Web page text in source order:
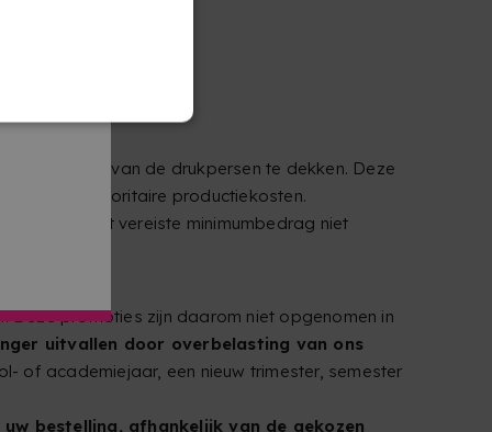
van de drukpersen te dekken. Deze
of prioritaire productiekosten.
het vereiste minimumbedrag niet
Deze promoties zijn daarom niet opgenomen in
uitvallen door overbelasting van ons
of academiejaar, een nieuw trimester, semester
bestelling, afhankelijk van de gekozen